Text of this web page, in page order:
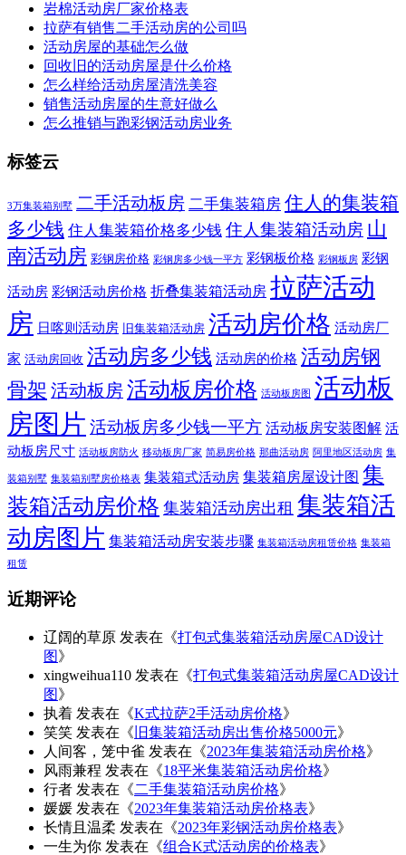
岩棉活动房厂家价格表
拉萨有销售二手活动房的公司吗
活动房屋的基础怎么做
回收旧的活动房屋是什么价格
怎么样给活动房屋清洗美容
销售活动房屋的生意好做么
怎么推销与跑彩钢活动房业务
标签云
3万集装箱别墅 二手活动板房 二手集装箱房 住人的集装箱
多少钱 住人集装箱价格多少钱 住人集装箱活动房 山
南活动房 彩钢房价格 彩钢房多少钱一平方 彩钢板价格 彩钢板房 彩钢
活动房 彩钢活动房价格 折叠集装箱活动房 拉萨活动
房 日喀则活动房 旧集装箱活动房 活动房价格 活动房厂
家 活动房回收 活动房多少钱 活动房的价格 活动房钢
骨架 活动板房活动板房价格 活动板房图 活动板
房图片 活动板房多少钱一平方 活动板房安装图解 活
动板房尺寸 活动板房防火 移动板房厂家 简易房价格 那曲活动房 阿里地区活动房 集
装箱别墅 集装箱别墅房价格表 集装箱式活动房 集装箱房屋设计图 集
装箱活动房价格 集装箱活动房出租 集装箱活
动房图片 集装箱活动房安装步骤 集装箱活动房租赁价格 集装箱
租赁
近期评论
辽阔的草原 发表在《打包式集装箱活动房屋CAD设计
图》
xingweihua110 发表在《打包式集装箱活动房屋CAD设计
图》
执着 发表在《K式拉萨2手活动房价格》
笑笑 发表在《 旧集装箱活动房出售价格5000元》
人间客，笼中雀 发表在《2023年集装箱活动房价格》
风雨兼程 发表在《18平米集装箱活动房价格》
行者 发表在《二手集装箱活动房价格》
媛媛 发表在《2023年集装箱活动房价格表》
长情且温柔 发表在《2023年彩钢活动房价格表》
一生为你 发表在《组合K式活动房的价格表》